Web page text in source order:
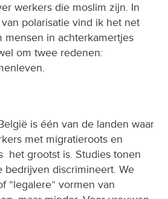
werkers die moslim zijn. In
polarisatie vind ik het net
in achterkamertjes
om twee redenen:
is één van de landen waar
met migratieroots en
het grootst is. Studies tonen
bedrijven discrimineert. We
“legalere” vormen van